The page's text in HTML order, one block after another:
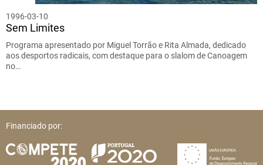
1996-03-10
Sem Limites
Programa apresentado por Miguel Torrão e Rita Almada, dedicado
aos desportos radicais, com destaque para o slalom de Canoagem
no…
Financiado por: